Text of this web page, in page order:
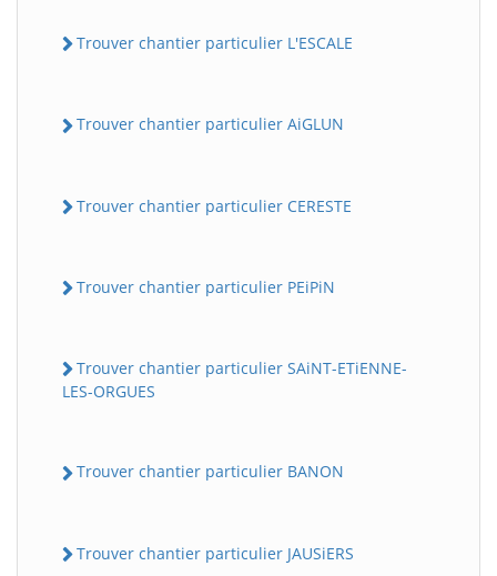
Trouver chantier particulier L'ESCALE
Trouver chantier particulier AiGLUN
Trouver chantier particulier CERESTE
Trouver chantier particulier PEiPiN
Trouver chantier particulier SAiNT-ETiENNE-
LES-ORGUES
Trouver chantier particulier BANON
Trouver chantier particulier JAUSiERS